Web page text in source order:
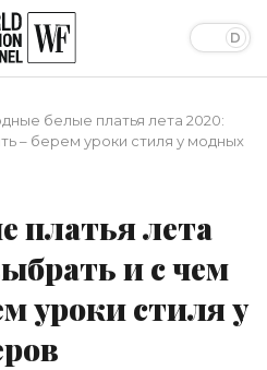
белые платья лета 2020:
– берем уроки стиля у модных
платья лета
и с чем
уроки стиля у